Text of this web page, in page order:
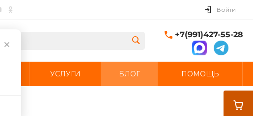
Войти
+7(991)427-55-28
УСЛУГИ БЛОГ ПОМОЩЬ